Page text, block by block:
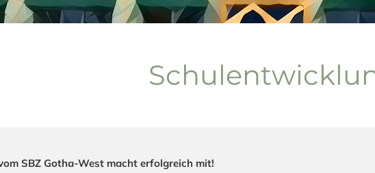
SBZ Gotha-West macht erfolgreich mit!